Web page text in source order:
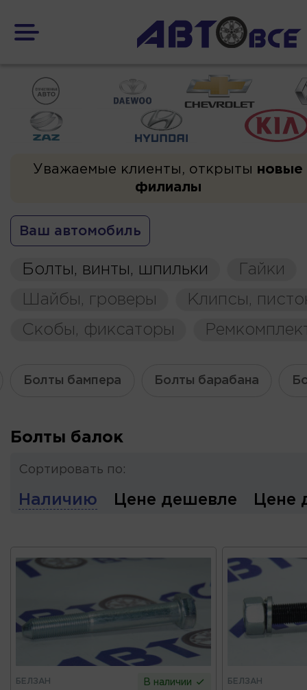
Уважаемые клиенты, открыты новые
филиалы
Ваш автомобиль
Болты, винты, шпильки
Гайки
Шайбы, гроверы
Клипсы,
Скобы, фиксаторы
Болты бампера Болты барабана
Болты балок
Сортировать по:
Наличию Цене дешевле Цене
БЕЛЗАН В наличии БЕЛЗАН